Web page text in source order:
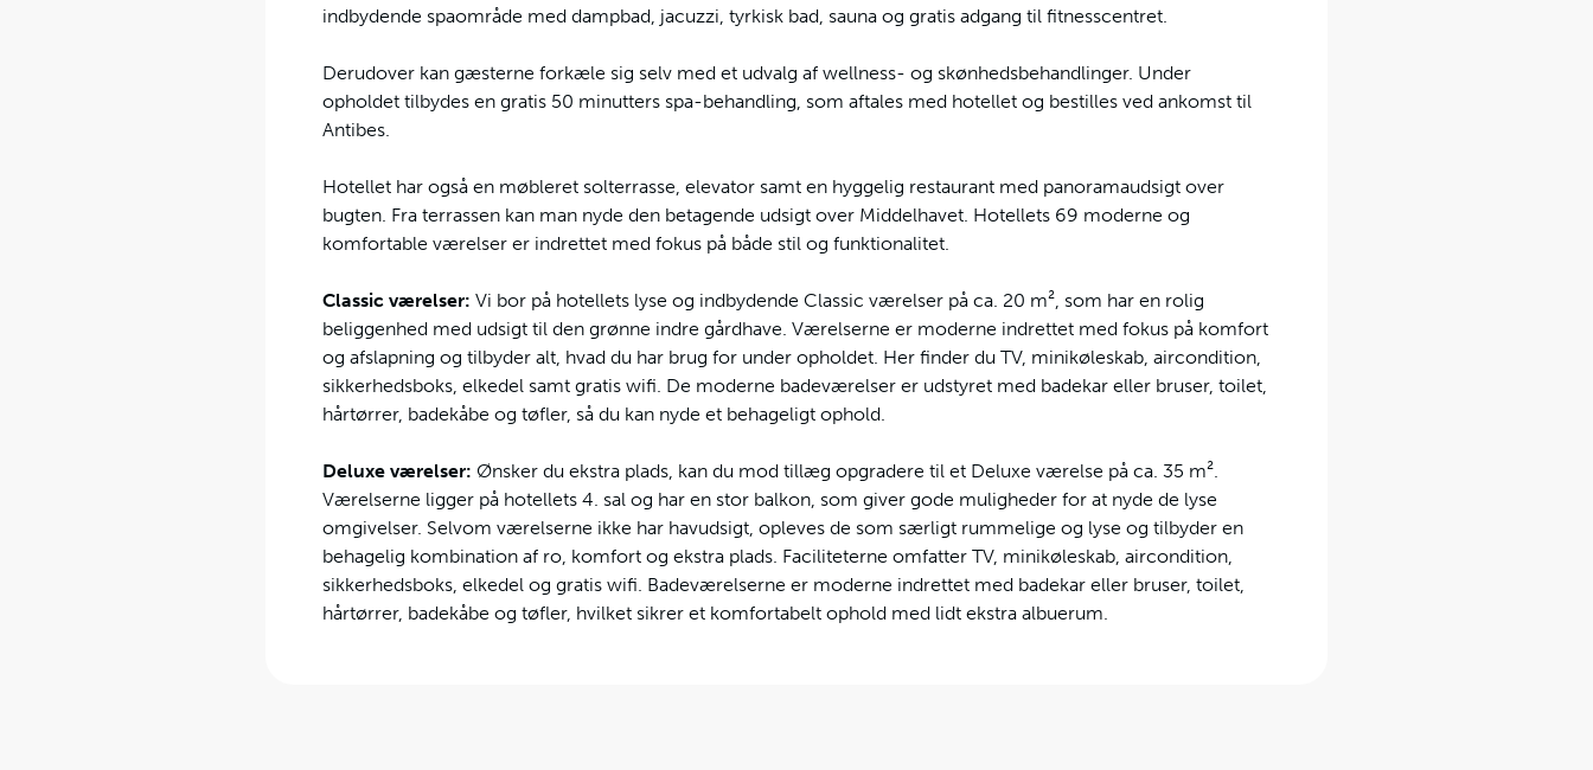
indbydende spaområde med dampbad, jacuzzi, tyrkisk bad, sauna og gratis adgang til fitnesscentret.
Derudover kan gæsterne forkæle sig selv med et udvalg af wellness- og skønhedsbehandlinger. Under
opholdet tilbydes en gratis 50 minutters spa-behandling, som aftales med hotellet og bestilles ved ankomst til
Antibes.
Hotellet har også en møbleret solterrasse, elevator samt en hyggelig restaurant med panoramaudsigt over
bugten. Fra terrassen kan man nyde den betagende udsigt over Middelhavet. Hotellets 69 moderne og
komfortable værelser er indrettet med fokus på både stil og funktionalitet.
Classic værelser: Vi bor på hotellets lyse og indbydende Classic værelser på ca. 20 m², som har en rolig
beliggenhed med udsigt til den grønne indre gårdhave. Værelserne er moderne indrettet med fokus på komfort
og afslapning og tilbyder alt, hvad du har brug for under opholdet. Her finder du TV, minikøleskab, aircondition,
sikkerhedsboks, elkedel samt gratis wifi. De moderne badeværelser er udstyret med badekar eller bruser, toilet,
hårtørrer, badekåbe og tøfler, så du kan nyde et behageligt ophold.
Deluxe værelser: Ønsker du ekstra plads, kan du mod tillæg opgradere til et Deluxe værelse på ca. 35 m².
Værelserne ligger på hotellets 4. sal og har en stor balkon, som giver gode muligheder for at nyde de lyse
omgivelser. Selvom værelserne ikke har havudsigt, opleves de som særligt rummelige og lyse og tilbyder en
behagelig kombination af ro, komfort og ekstra plads. Faciliteterne omfatter TV, minikøleskab, aircondition,
sikkerhedsboks, elkedel og gratis wifi. Badeværelserne er moderne indrettet med badekar eller bruser, toilet,
hårtørrer, badekåbe og tøfler, hvilket sikrer et komfortabelt ophold med lidt ekstra albuerum.